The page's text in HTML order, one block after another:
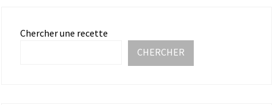
Chercher une recette
CHERCHER